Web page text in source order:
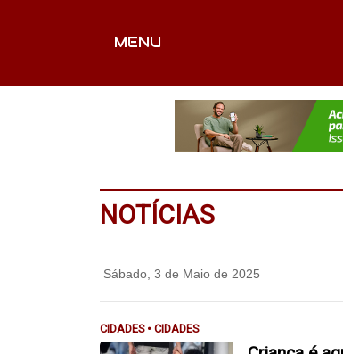
MENU
NOTÍCIAS
Sábado, 3 de Maio de 2025
CIDADES • CIDADES